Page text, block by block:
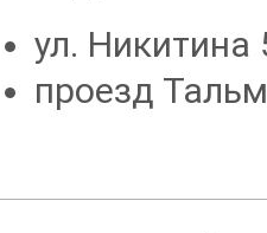
ул. Никитина
проезд